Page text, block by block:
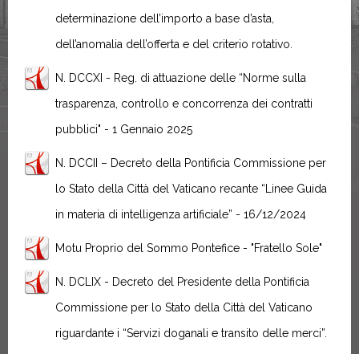
determinazione dell’importo a base d’asta,
dell’anomalia dell’offerta e del criterio rotativo.
N. DCCXI - Reg. di attuazione delle “Norme sulla
trasparenza, controllo e concorrenza dei contratti
pubblici" - 1 Gennaio 2025
N. DCCII – Decreto della Pontificia Commissione per
lo Stato della Città del Vaticano recante “Linee Guida
in materia di intelligenza artificiale” - 16/12/2024
Motu Proprio del Sommo Pontefice - "Fratello Sole"
N. DCLIX - Decreto del Presidente della Pontificia
Commissione per lo Stato della Città del Vaticano
riguardante i “Servizi doganali e transito delle merci”.